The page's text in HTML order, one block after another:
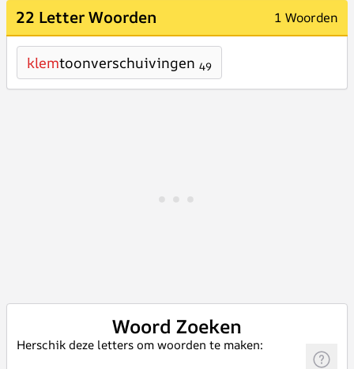
22 Letter Woorden 1 Woorden
klemtoonverschuivingen 49
Woord Zoeken
Herschik deze letters om woorden te maken: